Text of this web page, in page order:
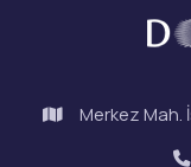
Merkez Mah.